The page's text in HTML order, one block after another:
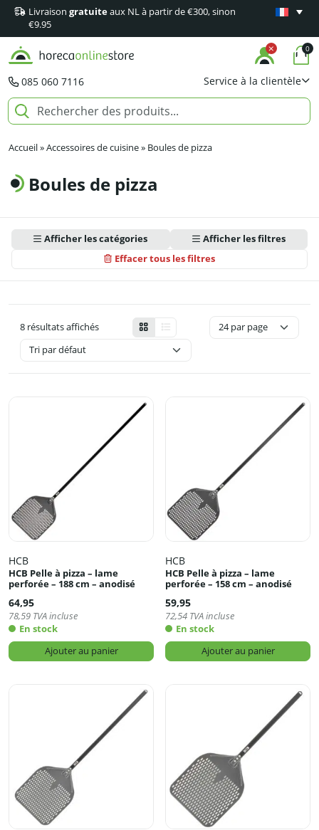
Livraison gratuiteaux NL à partir de €300, sinon
€9.95
Garantie
085 060 7116 Service à la clientèle
0
Accueil»Accessoires de cuisine» Boules de pizza
Boules de pizza
Afficher les catégories
Effacer tous les filtres
Afficher les filtres
8 résultats affichés
HCB
HCB Pelle à pizza – lame
perforée – 188 cm – anodisé
64,95
78,59 TVA incluse
En stock
Ajouter au panier
HCB
HCB Pelle à pizza – lame
perforée – 158 cm – anodisé
59,95
72,54 TVA incluse
En stock
Ajouter au panier